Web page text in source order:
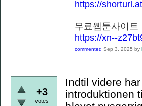
https://
무료웹툰사이트
https://xn--
commented Sep 3, 2025 by
+3
votes
Indtil videre
introduktionen